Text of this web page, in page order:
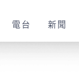
電台 新聞